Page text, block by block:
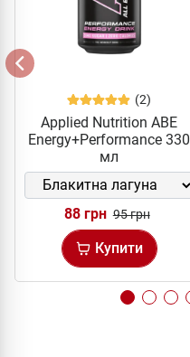
(2)
Applied Nutrition ABE
Energy+Performance 330
мл
88 грн 95 грн
Купити